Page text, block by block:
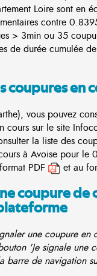
Loire sont en
contre
> 3min ou 35
de durée cumulée
coupures en
vous pouvez
cours sur le site
la liste des
à Avoise pour
PDF
et au
coupure de
une coupure en
'Je signale une
barre de navigation